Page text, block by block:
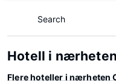
Search
Hotell i
Flere hoteller i nærheten